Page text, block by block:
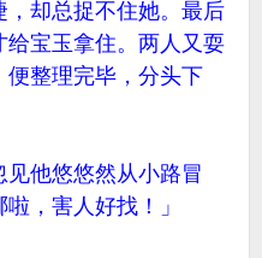
却总捉不住她。最后
宝玉拿住。两人又耍
整理完毕，分头下
他悠悠然从小路冒
，害人好找！」